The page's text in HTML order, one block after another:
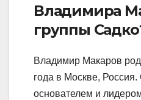
Владимира
группы
Владимир Макаров
года в Москве, Россия.
основателем и